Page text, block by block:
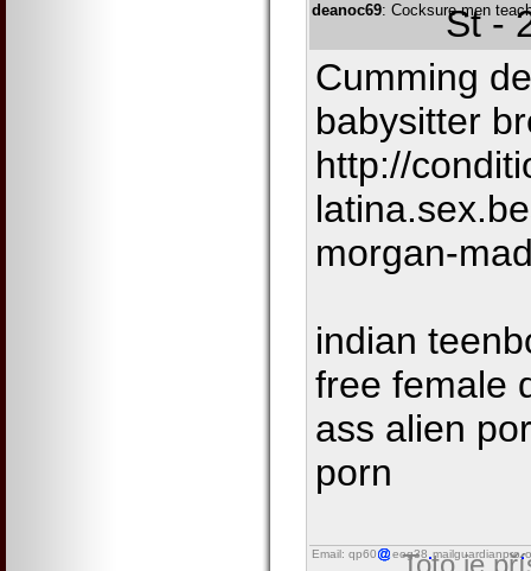
deanoc69: Cocksure men
St -
Cumming
babysitter
http://
morgan-
indian
free female
ass alien
porn
Email: qp60 eog38 mailguardianpro